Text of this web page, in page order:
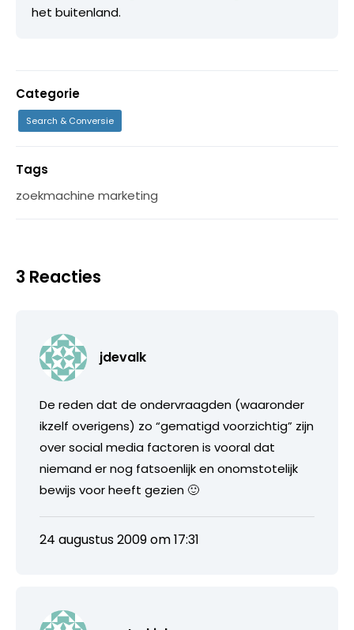
het buitenland.
Categorie
Search & Conversie
Tags
zoekmachine marketing
3 Reacties
jdevalk
De reden dat de ondervraagden (waaronder
ikzelf overigens) zo “gematigd voorzichtig” zijn
over social media factoren is vooral dat
niemand er nog fatsoenlijk en onomstotelijk
bewijs voor heeft gezien 🙂
24 augustus 2009 om 17:31